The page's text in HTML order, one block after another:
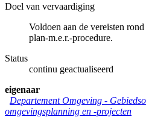
Doel van vervaardiging
Voldoen aan de vereisten
plan-m.e.r.-procedure.
Status
continu geactualiseerd
eigenaar
Departement Omgeving -
omgevingsplanning en -projecten